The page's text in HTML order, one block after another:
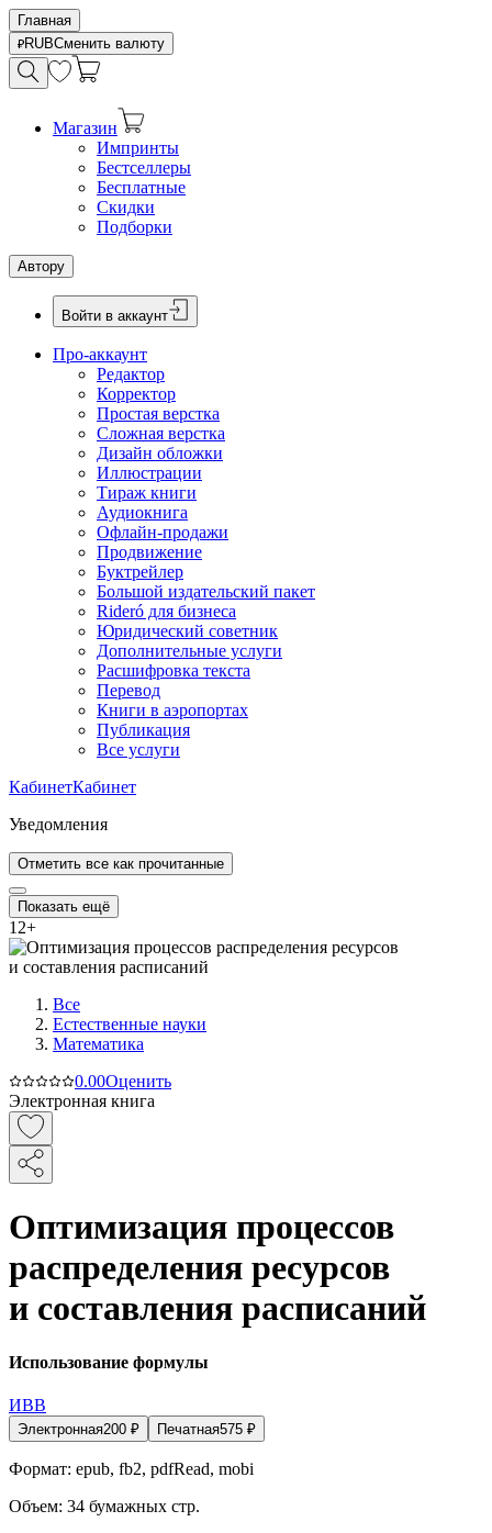
Главная
RUBСменить валюту
Магазин
Импринты
Бестселлеры
Бесплатные
Скидки
Подборки
Автору
Войти в аккаунт
Про-аккаунт
Редактор
Корректор
Простая верстка
Сложная верстка
Дизайн обложки
Иллюстрации
Тираж книги
Аудиокнига
Офлайн-продажи
Продвижение
Буктрейлер
Большой издательский пакет
Rideró для бизнеса
Юридический советник
Дополнительные услуги
Расшифровка текста
Перевод
Книги в аэропортах
Публикация
Все услуги
КабинетКабинет
Уведомления
Отметить все как прочитанные
Показать ещё
12+
Все
Естественные науки
Математика
0.00Оценить
Электронная книга
Оптимизация процессов
распределения ресурсов
и составления расписаний
Использование формулы
ИВВ
Электронная200 ₽ Печатная575 ₽
Формат: epub, fb2, pdfRead, mobi
Объем: 34 бумажных стр.